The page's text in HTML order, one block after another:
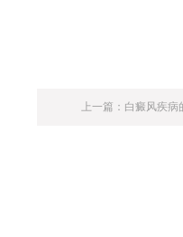
上一篇： 白癜风疾病